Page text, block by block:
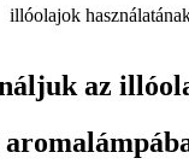
illóolajok
az